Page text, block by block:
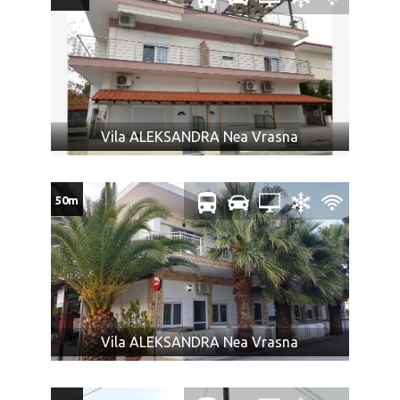
Dvoje dece do 7 godina u zajedničkom ležaju, plaćaju
cenu jedne odrasle osobe za smeštaj dok se za jedno
dete u slučaju autobuskog prevoza plaća puna cena
autobuske karte po ceni iz tabele.
Dvoje dece do 7 godina plaćaju 70% od cene za
odrasle i imaju sopstveni ležaj i sedište u autobusu.
USLOVI ZA DECU 0-7 GODINA – SEZONA:
Jedno dete do 7 godina u krevetu sa roditeljima (dve
punoplatežne osobe) – besplatno.
Jedno dete do 7 godina sa jednim roditeljem (jedna
osoba) plaća punu cenu aranžmana.
Dvoje dece do 7 godina se tretiraju kao jedna odrasla
osoba u slučaju najma apartmana bez prevoza. U
slučaju aranžmana sa autobuskim prevozom za svako
dete (bez obzira na uzrast) se plaća cena autobuske
karte.
Vila ALEKSANDRA Nea Vrasna
Vila ALEKSANDRA Nea Vrasna
50m